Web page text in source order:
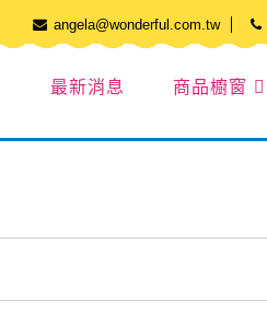
angela@wonderful.com.tw
最新消息 商品櫥窗